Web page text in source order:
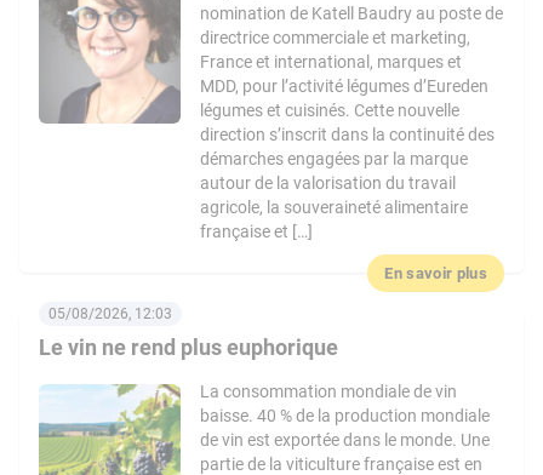
nomination de Katell Baudry au poste de
directrice commerciale et marketing,
France et international, marques et
MDD, pour l’activité légumes d’Eureden
légumes et cuisinés. Cette nouvelle
direction s’inscrit dans la continuité des
démarches engagées par la marque
autour de la valorisation du travail
agricole, la souveraineté alimentaire
française et […]
En savoir plus
Le vin ne rend plus euphorique
05/08/2026, 12:03
La consommation mondiale de vin
baisse. 40 % de la production mondiale
de vin est exportée dans le monde. Une
partie de la viticulture française est en